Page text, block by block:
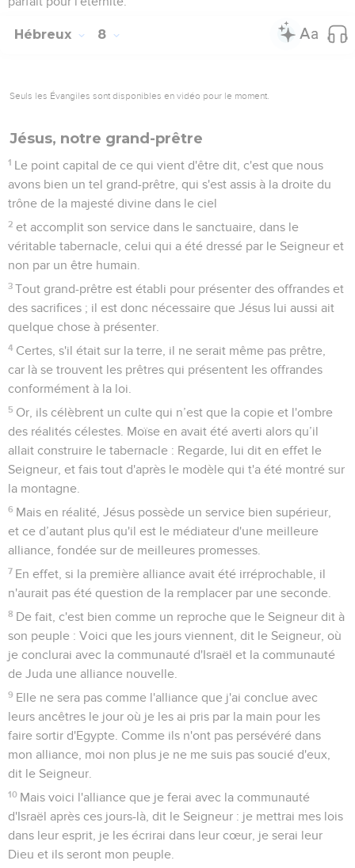
Hébreux 8
Seuls les Évangiles sont disponibles en vidéo pour le moment.
Jésus, notre grand-prêtre
1 Le point capital de ce qui vient d'être dit, c'est que nous
avons bien un tel grand-prêtre, qui s'est assis à la droite du
trône de la majesté divine dans le ciel
2 et accomplit son service dans le sanctuaire, dans le
véritable tabernacle, celui qui a été dressé par le Seigneur et
non par un être humain.
3 Tout grand-prêtre est établi pour présenter des offrandes et
des sacrifices ; il est donc nécessaire que Jésus lui aussi ait
quelque chose à présenter.
4 Certes, s'il était sur la terre, il ne serait même pas prêtre,
car là se trouvent les prêtres qui présentent les offrandes
conformément à la loi.
5 Or, ils célèbrent un culte qui n’est que la copie et l'ombre
des réalités célestes. Moïse en avait été averti alors qu’il
allait construire le tabernacle : Regarde, lui dit en effet le
Seigneur, et fais tout d'après le modèle qui t'a été montré sur
la montagne.
6 Mais en réalité, Jésus possède un service bien supérieur,
et ce d’autant plus qu'il est le médiateur d'une meilleure
alliance, fondée sur de meilleures promesses.
7 En effet, si la première alliance avait été irréprochable, il
n'aurait pas été question de la remplacer par une seconde.
8 De fait, c'est bien comme un reproche que le Seigneur dit à
son peuple : Voici que les jours viennent, dit le Seigneur, où
je conclurai avec la communauté d'Israël et la communauté
de Juda une alliance nouvelle.
9 Elle ne sera pas comme l'alliance que j'ai conclue avec
leurs ancêtres le jour où je les ai pris par la main pour les
faire sortir d'Egypte. Comme ils n'ont pas persévéré dans
mon alliance, moi non plus je ne me suis pas soucié d'eux,
dit le Seigneur.
10 Mais voici l'alliance que je ferai avec la communauté
d'Israël après ces jours-là, dit le Seigneur : je mettrai mes lois
dans leur esprit, je les écrirai dans leur cœur, je serai leur
Dieu et ils seront mon peuple.